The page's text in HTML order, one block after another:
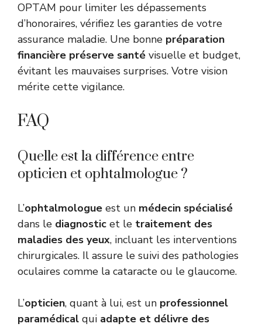
OPTAM pour limiter les dépassements
d’honoraires, vérifiez les garanties de votre
assurance maladie. Une bonne préparation
financière préserve santé visuelle et budget,
évitant les mauvaises surprises. Votre vision
mérite cette vigilance.
FAQ
Quelle est la différence entre
opticien et ophtalmologue ?
L’ophtalmologue est un médecin spécialisé
dans le diagnostic et le traitement des
maladies des yeux, incluant les interventions
chirurgicales. Il assure le suivi des pathologies
oculaires comme la cataracte ou le glaucome.
L’opticien, quant à lui, est un professionnel
paramédical qui adapte et délivre des